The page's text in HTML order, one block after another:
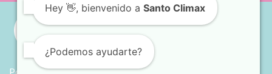
Políticas de envío y entrega
Hey 👋, bienvenido a Santo Climax
¿Podemos ayudarte?